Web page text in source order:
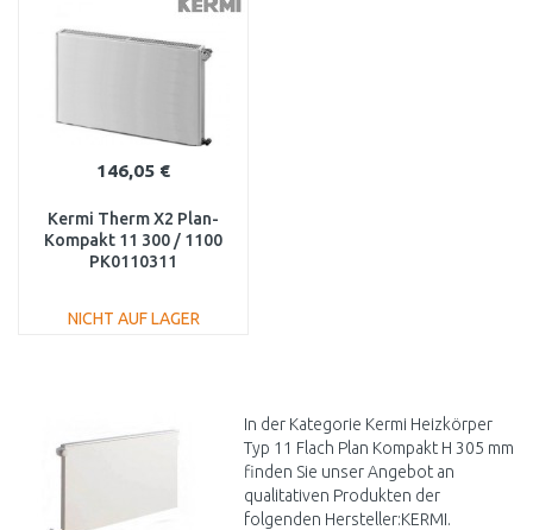
146,05 €
Kermi Therm X2 Plan-
Kompakt 11 300 / 1100
PK0110311
NICHT AUF LAGER
In der Kategorie Kermi Heizkörper
Typ 11 Flach Plan Kompakt H 305 mm
finden Sie unser Angebot an
qualitativen Produkten der
folgenden Hersteller:KERMI.